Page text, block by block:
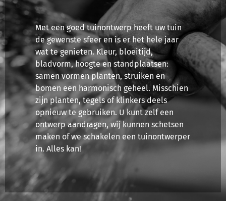
Met een goed tuinontwerp heeft uw tuin
de gewenste sfeer en is er het hele jaar
wat te genieten. Kleur, bloeitijd,
bladvorm, hoogte en standplaatsen:
samen vormen planten, struiken en
bomen een harmonisch geheel. Misschien
zijn planten, tegels of klinkers deels
opnieuw te gebruiken. U kunt zelf een
ontwerp aandragen, wij kunnen schetsen
maken of we schakelen een tuinontwerper
in. Alles kan!